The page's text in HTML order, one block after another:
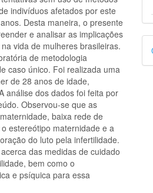
indivíduos afetados por este
Desta maneira, o presente
e analisar as implicações
vida de mulheres brasileiras.
de metodologia
caso único. Foi realizada uma
de 28 anos de idade,
análise dos dados foi feita por
Observou-se que as
baixa rede de
estereótipo maternidade e a
do luto pela infertilidade.
das medidas de cuidado
bem como o
e psíquica para essa